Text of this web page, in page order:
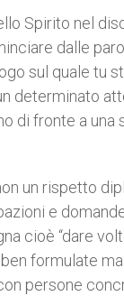
Spirito nel
dalle
sul quale tu
determinato
di fronte a
un rispetto
e
cioè “dare
formulate
persone